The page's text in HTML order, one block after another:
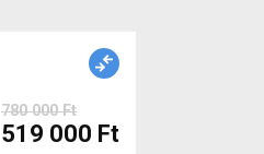
780 000 Ft
519 000 Ft